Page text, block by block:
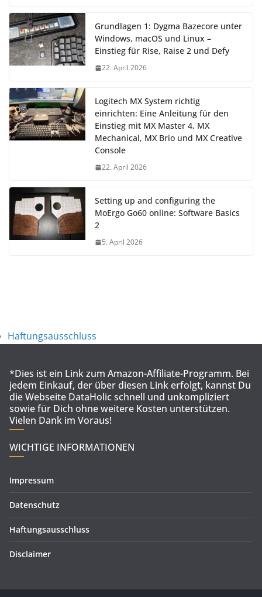
Grundlagen 1: Dygma Bazecore unter
Windows, macOS und Linux –
Einstieg für Rise, Raise 2 und Defy
22. April 2026
Logitech MX System richtig
einrichten: Eine Anleitung für den
Einstieg mit MX Master 4, MX
Mechanical, MX Brio und MX Creative
Console
22. April 2026
Setting up and configuring the
MoErgo Go60 online: Software Basics
2
5. April 2026
Haftungsausschluss
*Dies ist ein Link zum Amazon-Affiliate-Programm. Bei
jedem Einkauf, der über diesen Link erfolgt, kannst Du
die Webseite DataHolic schnell und unkompliziert
sowie für Dich ohne weitere Kosten unterstützen.
Vielen Dank im Voraus!
WICHTIGE INFORMATIONEN
Impressum
Datenschutz
Haftungsausschluss
Disclaimer